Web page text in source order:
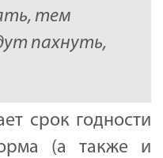
тем
пахнуть,
срок годности
(а также и